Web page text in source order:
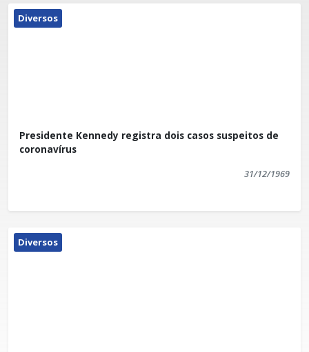
Diversos
Presidente Kennedy registra dois casos suspeitos de
coronavírus
31/12/1969
Diversos